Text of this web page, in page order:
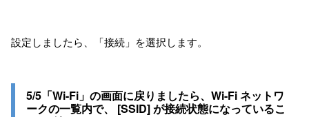
設定しましたら、「接続」を選択します。
5/5「Wi-Fi」の画面に戻りましたら、Wi-Fi ネットワ
ークの一覧内で、 [SSID] が接続状態になっているこ